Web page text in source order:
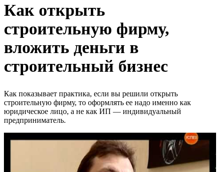
Как открыть
строительную фирму,
вложить деньги в
строительный бизнес
Как показывает практика, если вы решили открыть
строительную фирму, то оформлять ее надо именно как
юридическое лицо, а не как ИП — индивидуальный
предприниматель.